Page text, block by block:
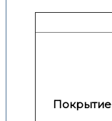
Покрытие